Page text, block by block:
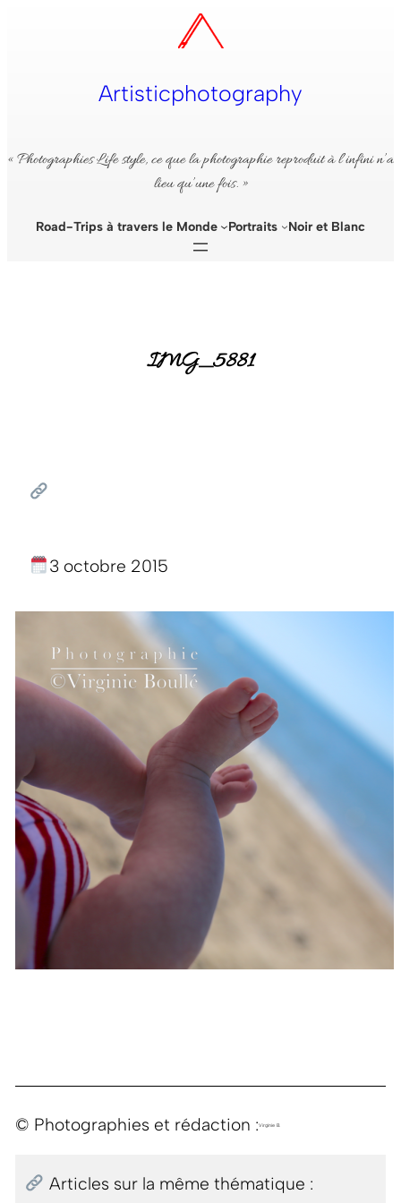
Artisticphotography
« Photographies Life style, ce que la photographie reproduit à l’infini n’a
lieu qu’une fois. »
Road-Trips à travers le Monde Portraits Noir et Blanc
IMG_5881
3 octobre 2015
© Photographies et rédaction :Virginie B.
Articles sur la même thématique :